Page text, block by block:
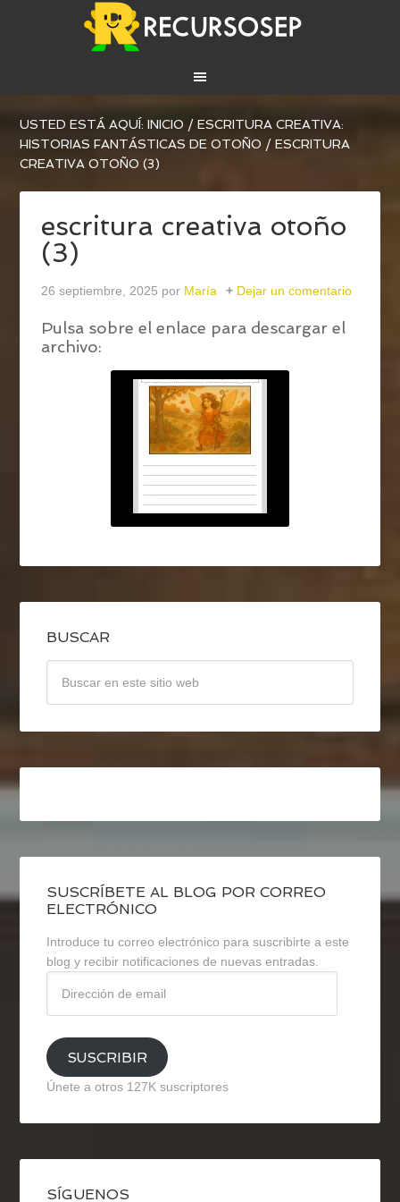
USTED ESTÁ AQUÍ:INICIO / ESCRITURA CREATIVA:
HISTORIAS FANTÁSTICAS DE OTOÑO / ESCRITURA
CREATIVA OTOÑO (3)
escritura creativa otoño
(3)
26 septiembre, 2025 por María Dejar un comentario
Pulsa sobre el enlace para descargar el
archivo:
BUSCAR
SUSCRÍBETE AL BLOG POR CORREO
ELECTRÓNICO
Introduce tu correo electrónico para suscribirte a este
blog y recibir notificaciones de nuevas entradas.
email
SUSCRIBIR
Únete a otros 127K suscriptores
SÍGUENOS